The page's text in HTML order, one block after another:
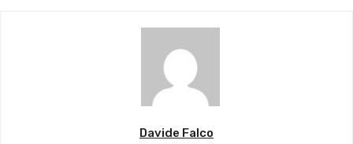
Davide Falco